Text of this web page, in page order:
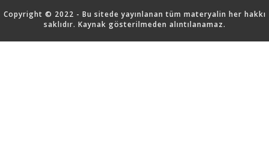
Copyright © 2022 - Bu sitede yayınlanan tüm materyalin her hakkı
saklıdır. Kaynak gösterilmeden alıntılanamaz.